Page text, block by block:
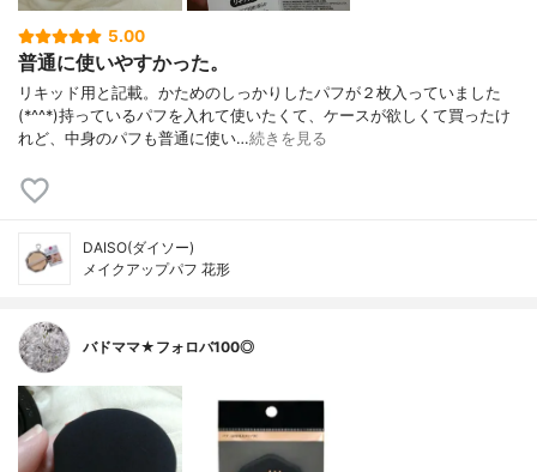
5.00
普通に使いやすかった。
リキッド用と記載。かためのしっかりしたパフが２枚入っていました
(*^^*)持っているパフを入れて使いたくて、ケースが欲しくて買ったけ
れど、中身のパフも普通に使い…続きを見る
DAISO(ダイソー)
メイクアップパフ 花形
バドママ★フォロバ100◎